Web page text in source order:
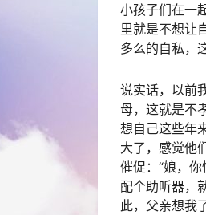
小孩子们在一
里就是不想让
多么的自私，
说实话，以前
母，这就是不
想自己这些年
大了，感觉他
催促：“娘，
配个助听器，
此，父亲想我